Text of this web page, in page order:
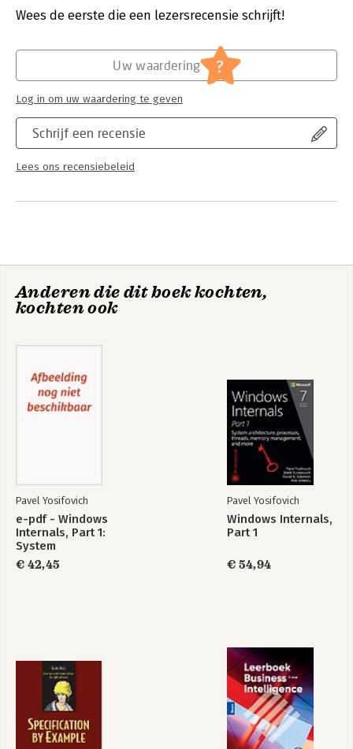
Platform
Hoofdrubriek: IT-management / ICT
Wees de eerste die een lezersrecensie schrijft!
Schrijf een recensie
Lees ons recensiebeleid
Uw waardering ?
Log in om uw waardering te geven
Anderen die dit boek kochten,
kochten ook
Pavel Yosifovich
e-pdf - Windows
Internals, Part 1:
System
architecture,
processes, threads,
€ 42,45
Pavel Yosifovich
Windows Internals,
Part 1
€ 54,94